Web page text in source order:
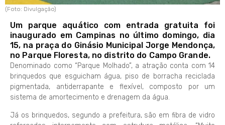
(Foto: Divulgação)
Um parque aquático com entrada gratuita foi
inaugurado em Campinas no último domingo, dia
15, na praça do Ginásio Municipal Jorge Mendonça,
no Parque Floresta, no distrito do Campo Grande.
Denominado como “Parque Molhado”, a atração conta com 14
brinquedos que esguicham água, piso de borracha reciclada
pigmentada, antiderrapante e flexível, composto por um
sistema de amortecimento e drenagem da água.
Já os brinquedos, segundo a prefeitura, são em fibra de vidro